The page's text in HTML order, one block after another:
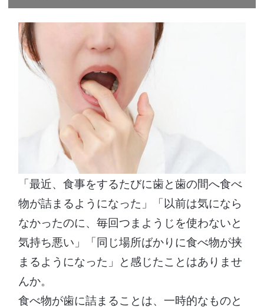
「最近、食事をするたびに歯と歯の間へ食べ
物が詰まるようになった」「以前は気になら
なかったのに、毎回つまようじを使わないと
気持ち悪い」「同じ場所ばかりに食べ物が挟
まるようになった」と感じたことはありませ
んか。
食べ物が歯に詰まることは、一時的なものと